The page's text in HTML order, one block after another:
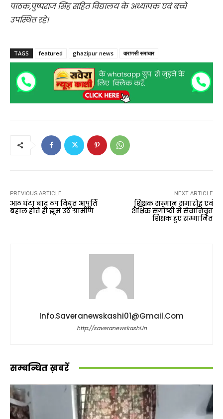
पाठक,पुष्पराज सिंह सहित विद्यालय के अध्यापक एवं बच्चे
उपस्थित रहे।
TAGS featured ghazipur news वाराणसी समाचार
PREVIOUS ARTICLE
आठ घंटा बाद ठप विद्युत आपूर्ति
बहाल होते ही झूम उठे ग्रामीण
NEXT ARTICLE
शिक्षक सम्मान समारोह एवं
शैक्षिक संगोष्ठी में सेवानिवृत
शिक्षक हुए सम्मानित
Info.saveranewskashi01@gmail.com
http://saveranewskashi.in
सम्बन्धित ख़बरें